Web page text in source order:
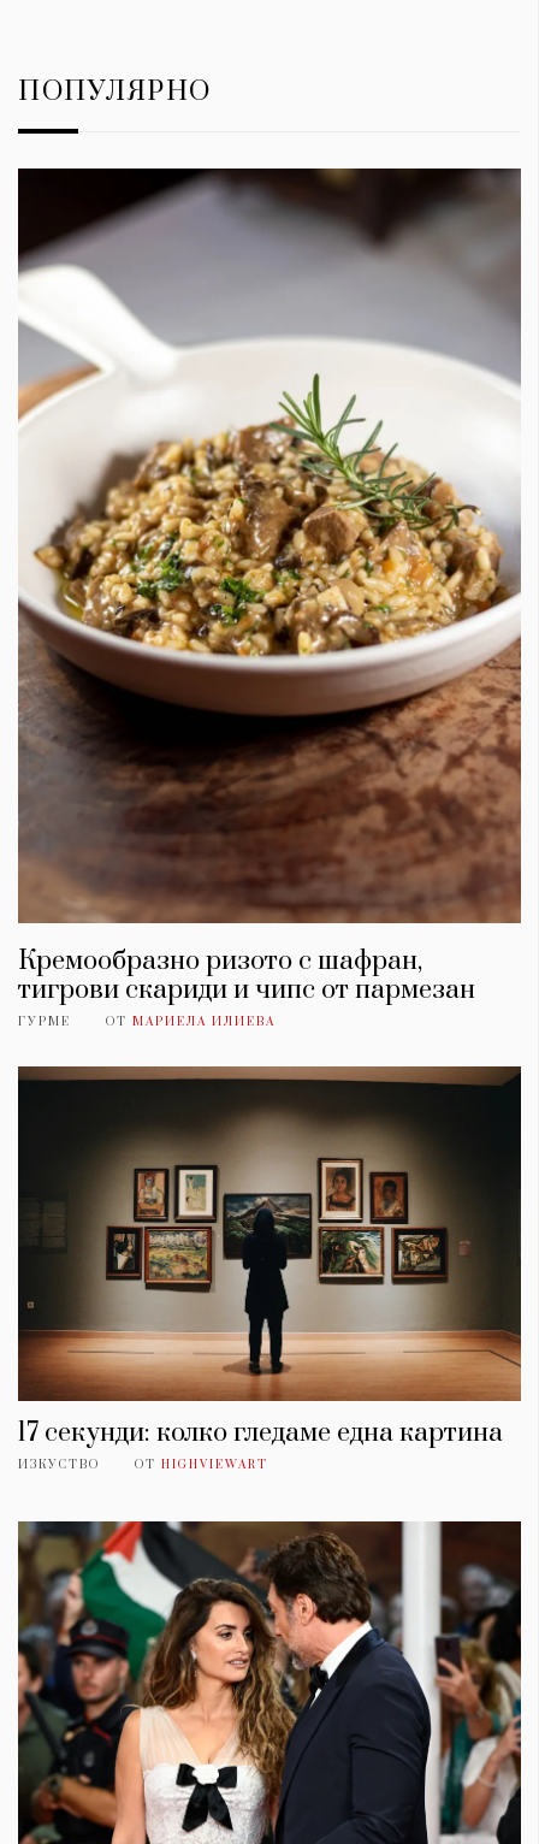
ПОПУЛЯРНО
Кремообразно ризото с шафран,
тигрови скариди и чипс от пармезан
ГУРМЕ ОТ МАРИЕЛА ИЛИЕВА
17 секунди: колко гледаме една картина
ИЗКУСТВО ОТ HIGHVIEWART